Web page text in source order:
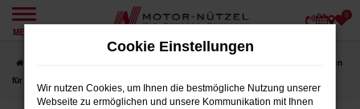
Zum
springen
MENÜ
0
Škoda Jahreswagen
für Bad Kissingen bei Motor-Nützel
Cookie Einstellungen
Wir nutzen Cookies, um Ihnen die bestmögliche Nutzung unserer
Webseite zu ermöglichen und unsere Kommunikation mit Ihnen